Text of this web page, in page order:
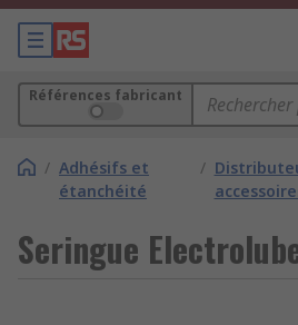
Références fabricant
/ Adhésifs et
étanchéité
/
Seringue